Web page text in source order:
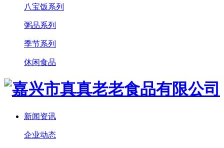
八宝饭系列
粥品系列
季节系列
休闲食品
新闻资讯
企业动态